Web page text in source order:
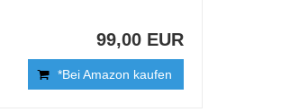
99,00 EUR
*Bei Amazon kaufen